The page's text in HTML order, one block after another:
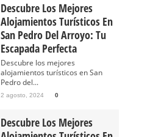
Descubre Los Mejores
Alojamientos Turísticos En
San Pedro Del Arroyo: Tu
Escapada Perfecta
Descubre los mejores
alojamientos turísticos en San
Pedro del...
2 agosto, 2024 0
Descubre Los Mejores